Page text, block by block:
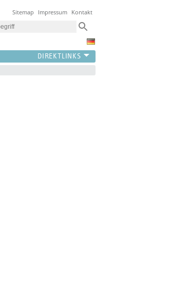
Sitemap Impressum Kontakt